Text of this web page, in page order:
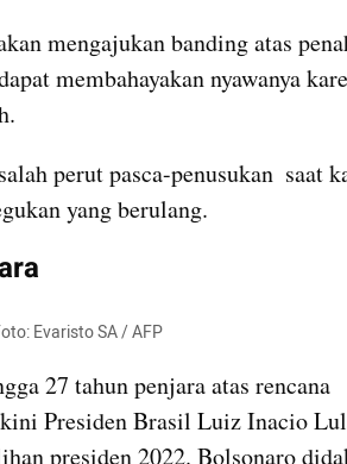
mengajukan banding atas
membahayakan nyawanya
perut pasca-penusukan  saat
yang berulang.
Evaristo SA / AFP
27 tahun penjara atas rencana
Presiden Brasil Luiz Inacio
presiden 2022. Bolsonaro